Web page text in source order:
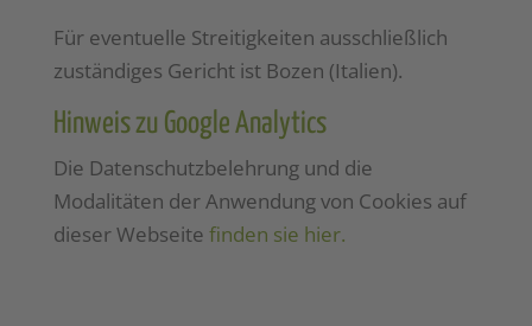
Für eventuelle Streitigkeiten ausschließlich
zuständiges Gericht ist Bozen (Italien).
Hinweis zu Google Analytics
Die Datenschutzbelehrung und die
Modalitäten der Anwendung von Cookies auf
dieser Webseite finden sie hier.